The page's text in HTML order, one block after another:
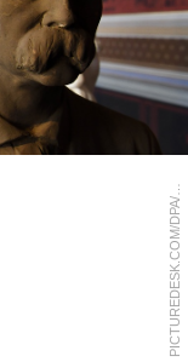
P
I
C
T
U
R
E
D
E
S
K
.
C
O
M
/
D
P
A
/
M
A
R
T
I
N
S
C
H
U
T
T